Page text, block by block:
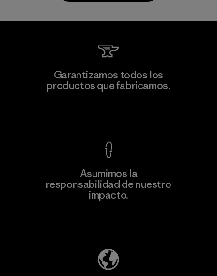
información
Singtex Industrial
Material-supplier
Garantizamos todos los
productos que fabricamos.
Asumimos la
responsabilidad de nuestro
impacto.